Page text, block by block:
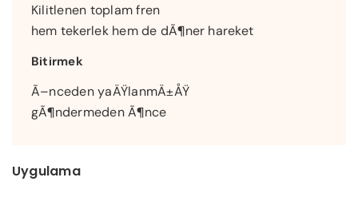
Kilitlenen toplam fren
hem tekerlek hem de dÃ¶ner hareket
Bitirmek
Ã–nceden yaÄŸlanmÄ±ÅŸ
gÃ¶ndermeden Ã¶nce
Uygulama